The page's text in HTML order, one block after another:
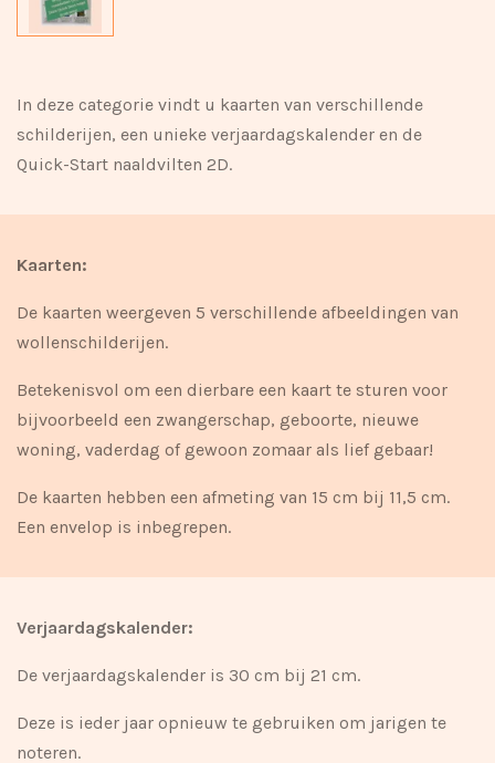
In deze categorie vindt u kaarten van verschillende
schilderijen, een unieke verjaardagskalender en de
Quick-Start naaldvilten 2D.
Kaarten:
De kaarten weergeven 5 verschillende afbeeldingen van
wollenschilderijen.
Betekenisvol om een dierbare een kaart te sturen voor
bijvoorbeeld een zwangerschap, geboorte, nieuwe
woning, vaderdag of gewoon zomaar als lief gebaar!
De kaarten hebben een afmeting van 15 cm bij 11,5 cm.
Een envelop is inbegrepen.
Verjaardagskalender:
De verjaardagskalender is 30 cm bij 21 cm.
Deze is ieder jaar opnieuw te gebruiken om jarigen te
noteren.